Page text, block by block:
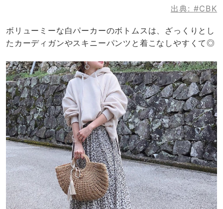
出典: #CBK
ボリューミーな白パーカーのボトムスは、ざっくりとし
たカーディガンやスキニーパンツと着こなしやすくて◎